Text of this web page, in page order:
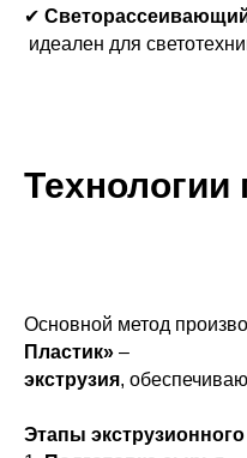
✔
идеален для
Технологии
Основной метод
Пластик» –
экструзия,
Этапы